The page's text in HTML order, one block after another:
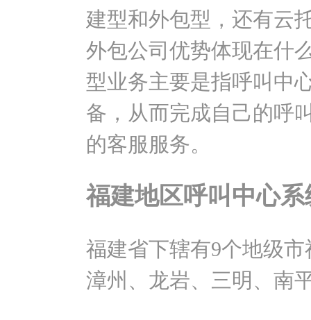
建型和外包型，还有云
外包公司优势体现在什
型业务主要是指呼叫中
备，从而完成自己的呼
的客服服务。
福建地区呼叫中心
福建省下辖有9个地级
漳州、龙岩、三明、南